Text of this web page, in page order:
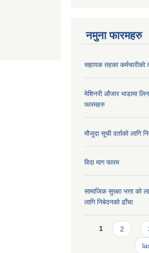
नमुना फारमहरु
सहायक तहका कर्मचारीको
मेशिनरी औजार भाडामा
फारमहरु
मौजुदा सूची दर्ताको लागि
विदा माग फारम
सामाजिक सुरक्षा भत्ता को
लागि निबेदनको ढाँचा
Pages
1 2